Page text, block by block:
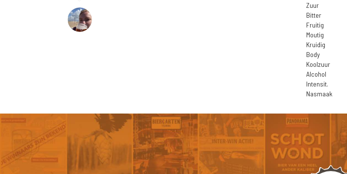
Zuur
Bitter
Fruitig
Moutig
Kruidig
Body
Koolzuur
Alcohol
Intensit.
Nasmaak